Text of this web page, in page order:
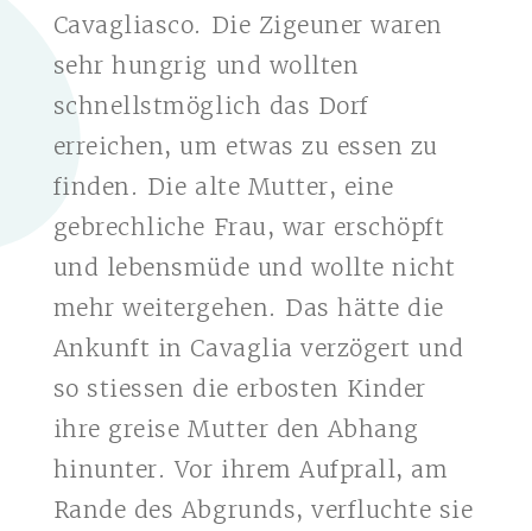
Cavagliasco. Die Zigeuner waren
sehr hungrig und wollten
schnellstmöglich das Dorf
erreichen, um etwas zu essen zu
finden. Die alte Mutter, eine
gebrechliche Frau, war erschöpft
und lebensmüde und wollte nicht
mehr weitergehen. Das hätte die
Ankunft in Cavaglia verzögert und
so stiessen die erbosten Kinder
ihre greise Mutter den Abhang
hinunter. Vor ihrem Aufprall, am
Rande des Abgrunds, verfluchte sie